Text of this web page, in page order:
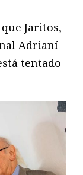
Jaritos,
Adrianí
tentado